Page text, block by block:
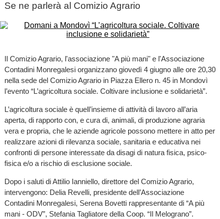
Se ne parlerà al Comizio Agrario
Il Comizio Agrario, l'associazione "A più mani" e l'Associazione
Contadini Monregalesi organizzano giovedì 4 giugno alle ore 20,30
nella sede del Comizio Agrario in Piazza Ellero n. 45 in Mondovì
l’evento “L’agricoltura sociale. Coltivare inclusione e solidarietà”.
L’agricoltura sociale è quell’insieme di attività di lavoro all’aria
aperta, di rapporto con, e cura di, animali, di produzione agraria
vera e propria, che le aziende agricole possono mettere in atto per
realizzare azioni di rilevanza sociale, sanitaria e educativa nei
confronti di persone interessate da disagi di natura fisica, psico-
fisica e/o a rischio di esclusione sociale.
Dopo i saluti di Attilio Ianniello, direttore del Comizio Agrario,
intervengono: Delia Revelli, presidente dell’Associazione
Contadini Monregalesi, Serena Bovetti rappresentante di “A più
mani - ODV”, Stefania Tagliatore della Coop. “Il Melograno”.